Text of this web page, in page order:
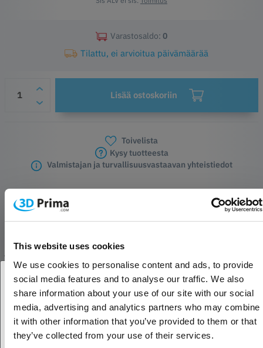
This website uses cookies
We use cookies to personalise content and ads, to provide
social media features and to analyse our traffic. We also
share information about your use of our site with our social
media, advertising and analytics partners who may combine
it with other information that you’ve provided to them or that
they’ve collected from your use of their services.
Varastosaldo: 0
Tilattu, ei arvioitua päivämäärää
Lisää ostoskoriin
Toivelista
Kysy tuotteesta
Valmistajan ja turvallisuusvastaavan yhteistiedot
TUOTEKUVAUS
ARVOSTELUT
Oletko yritys- vai yksityisasiakas?
Yritysasiakas